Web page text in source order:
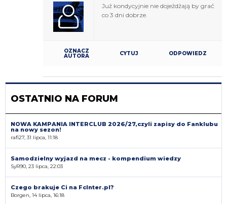
Już kondycyjnie nie dojeżdżają by grać
co 3 dni dobrze.
OZNACZ
AUTORA CYTUJ ODPOWIEDZ
OSTATNIO NA FORUM
NOWA KAMPANIA INTERCLUB 2026/27,czyli zapisy do Fanklubu
na nowy sezon!
rafi27, 31 lipca, 11:18
Samodzielny wyjazd na mecz - kompendium wiedzy
SyR90, 23 lipca, 22:03
Czego brakuje Ci na FcInter.pl?
Borgen, 14 lipca, 16:18